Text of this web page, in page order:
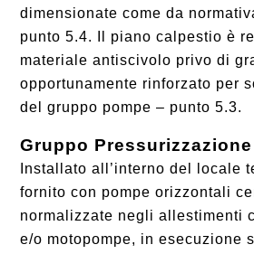
dimensionate come da
punto 5.4. Il piano calpestio è
materiale antiscivolo privo di
opportunamente rinforzato per
del gruppo pompe – punto 5.3.
Gruppo Pressurizzazione
Installato all’interno del locale
fornito con pompe orizzontali
normalizzate negli allestimenti
e/o motopompe, in esecuzione